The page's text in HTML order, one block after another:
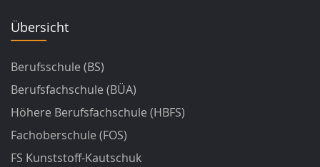
Übersicht
Berufsschule (BS)
Berufsfachschule (BÜA)
Höhere Berufsfachschule (HBFS)
Fachoberschule (FOS)
FS Kunststoff-Kautschuk